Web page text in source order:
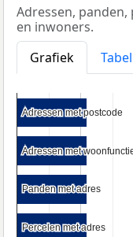
Adressen,
en inwoners.
Grafiek
Tabel
Adressen met postcode
Adressen met postcode
Adressen met
Adressen met
Panden met adres
Panden met adres
Percelen met adres
Percelen met adres